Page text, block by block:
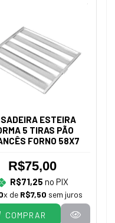
ESTEIRA
5 TIRAS PÃO
FORNO 58X7
R$75,00
R$71,25 no PIX
x de R$7,50 sem juros
COMPRAR